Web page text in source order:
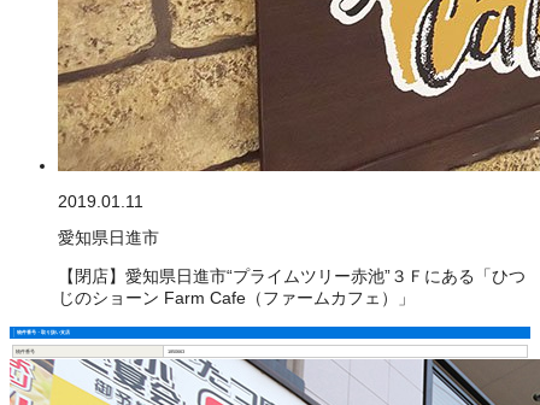
2019.01.11
愛知県日進市
【閉店】愛知県日進市“プライムツリー赤池”３Ｆにある「ひつ
じのショーン Farm Cafe（ファームカフェ）」
物件番号・取り扱い支店
物件番号 1850663